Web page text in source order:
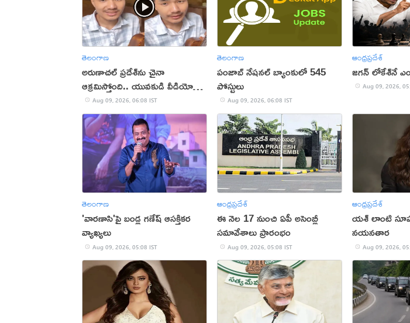
తెలంగాణ
అరుణాచల్‌ ప్రదేశ్‌ను చైనా
ఆక్రమిస్తోంది.. యువకుడి వీడియో
వైరల్Aug 09, 2026, 06:08 IST
తెలంగాణ
పంజాబ్ నేషనల్ బ్యాంకులో 545
పోస్టులు
Aug 09, 2026, 06:08 IST
ఆంధ్రప్రదేశ్
జగన్ లోకేశ్‌నే
Aug 09, 2026,
తెలంగాణ
'వారణాసి'పై బండ్ల గణేష్ ఆసక్తికర
వ్యాఖ్యలు
Aug 09, 2026, 05:08 IST
ఆంధ్రప్రదేశ్
ఈ నెల 17 నుంచి ఏపీ అసెంబ్లీ
సమావేశాలు ప్రారంభం
Aug 09, 2026, 05:08 IST
ఆంధ్రప్రదేశ్
యశ్ లాంటి
నయనతార
Aug 09, 2026,